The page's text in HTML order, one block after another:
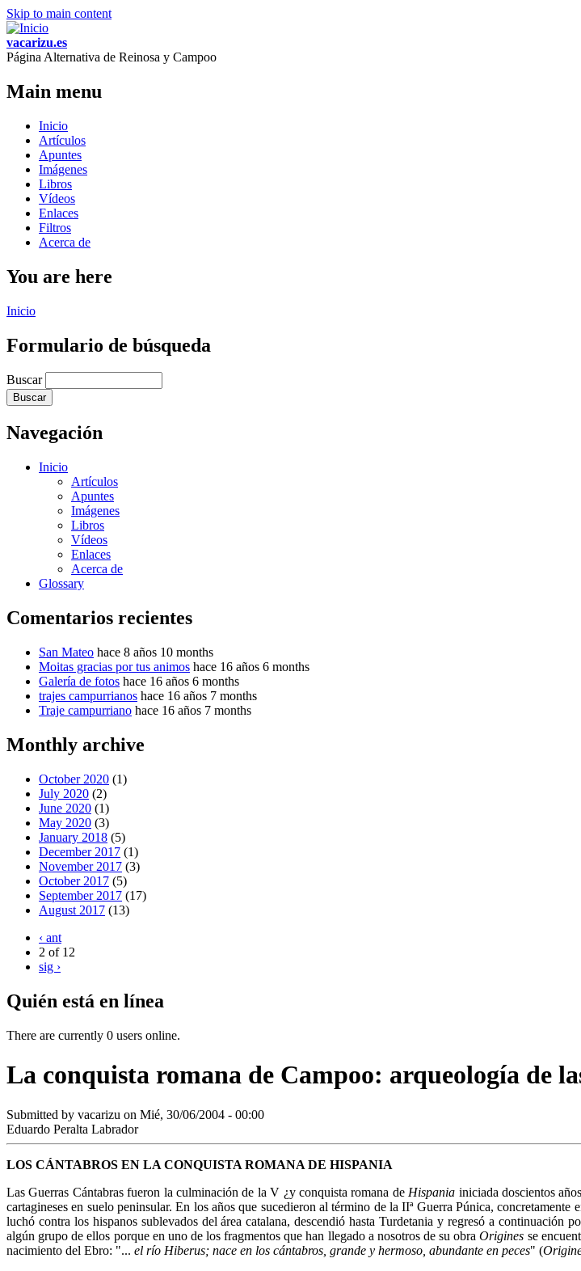
Skip to main content
vacarizu.es
Página Alternativa de Reinosa y Campoo
Main menu
Inicio
Artículos
Apuntes
Imágenes
Libros
Vídeos
Enlaces
Filtros
Acerca de
You are here
Inicio
Formulario de búsqueda
Buscar
Navegación
Inicio
Artículos
Apuntes
Imágenes
Libros
Vídeos
Enlaces
Acerca de
Glossary
Comentarios recientes
San Mateo hace 8 años 10 months
Moitas gracias por tus animos hace 16 años 6 months
Galería de fotos hace 16 años 6 months
trajes campurrianos hace 16 años 7 months
Traje campurriano hace 16 años 7 months
Monthly archive
October 2020 (1)
July 2020 (2)
June 2020 (1)
May 2020 (3)
January 2018 (5)
December 2017 (1)
November 2017 (3)
October 2017 (5)
September 2017 (17)
August 2017 (13)
‹ ant
2 of 12
sig ›
Quién está en línea
There are currently 0 users online.
La conquista romana de Campoo: arqueología de
Submitted by vacarizu on Mié, 30/06/2004 - 00:00
Eduardo Peralta Labrador
LOS CÁNTABROS EN LA CONQUISTA ROMANA DE HISPANIA
Las Guerras Cántabras fueron la culminación de la V ¿y conquista romana de Hispania iniciada doscientos
cartagineses en suelo peninsular. En los años que sucedieron al término de la IIª Guerra Púnica,
luchó contra los hispanos sublevados del área catalana, descendió hasta Turdetania y regresó a
algún grupo de ellos porque en uno de los fragmentos que han llegado a nosotros de su obraOrigines se
nacimiento del Ebro: "... el río Hiberus; nace en los cántabros, grande y hermoso, abundante en peces" (